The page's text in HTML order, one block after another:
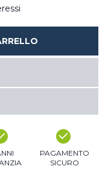
PAGAMENTO
SICURO